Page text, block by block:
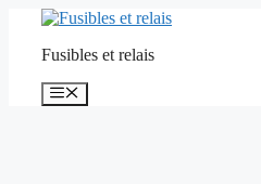
contenuFusibles et relais
Menu